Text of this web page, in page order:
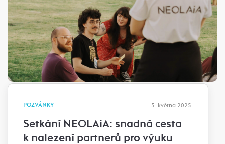
POZVÁNKY 5. května 2025
Setkání NEOLAiA: snadná cesta
k nalezení partnerů pro výuku